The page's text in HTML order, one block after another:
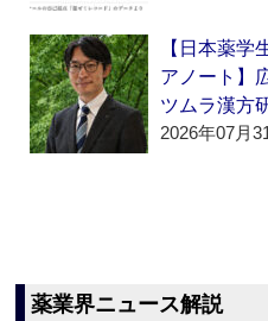
【日本薬学
アノート】
ツムラ漢方
2026年07月
薬業界ニュース解説